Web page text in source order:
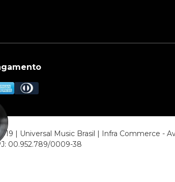
| Universal Music Brasil | Infra Commerce -
00.952.789/0009-38